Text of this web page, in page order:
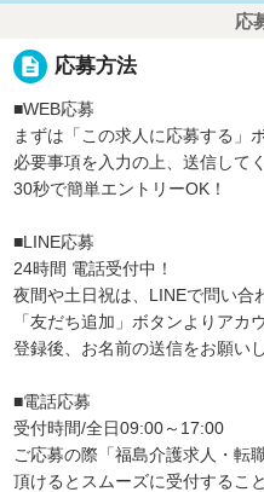
応
description 応募方法
■WEB応募
まずは「この求人に応募する」
必要事項を入力の上、送信して
30秒で簡単エントリーOK！
■LINE応募
24時間 電話受付中！
夜間や土日祝は、LINEで問い合
「友だち追加」ボタンよりアカ
登録後、お名前の送信をお願いし
■電話応募
受付時間/全日09:00～17:00
ご応募の際「福島介護求人・転
頂けるとスムーズに受付するこ